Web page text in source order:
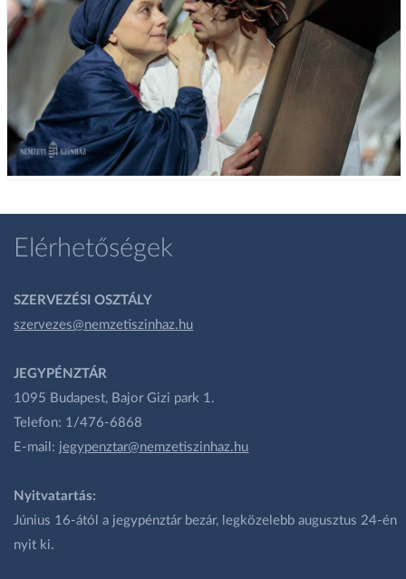
Elérhetőségek
SZERVEZÉSI OSZTÁLY
szervezes@nemzetiszinhaz.hu
JEGYPÉNZTÁR
1095 Budapest, Bajor Gizi park 1.
Telefon: 1/476-6868
E-mail: jegypenztar@nemzetiszinhaz.hu
Nyitvatartás:
Június 16-ától a jegypénztár bezár, legközelebb augusztus 24-én
nyit ki.